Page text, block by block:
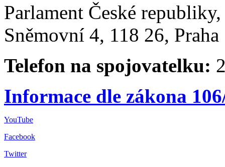
Parlament České
Sněmovní 4, 118 26,
Telefon na spojovatelku:
Informace dle zákona
YouTube
Facebook
Twitter